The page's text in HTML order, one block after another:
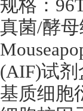
规格：
真菌/酵
(AIF)试剂
基质细胞